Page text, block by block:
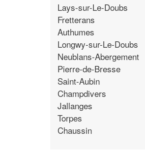
Lays-sur-Le-Doubs
Fretterans
Authumes
Longwy-sur-Le-Doubs
Neublans-Abergement
Pierre-de-Bresse
Saint-Aubin
Champdivers
Jallanges
Torpes
Chaussin